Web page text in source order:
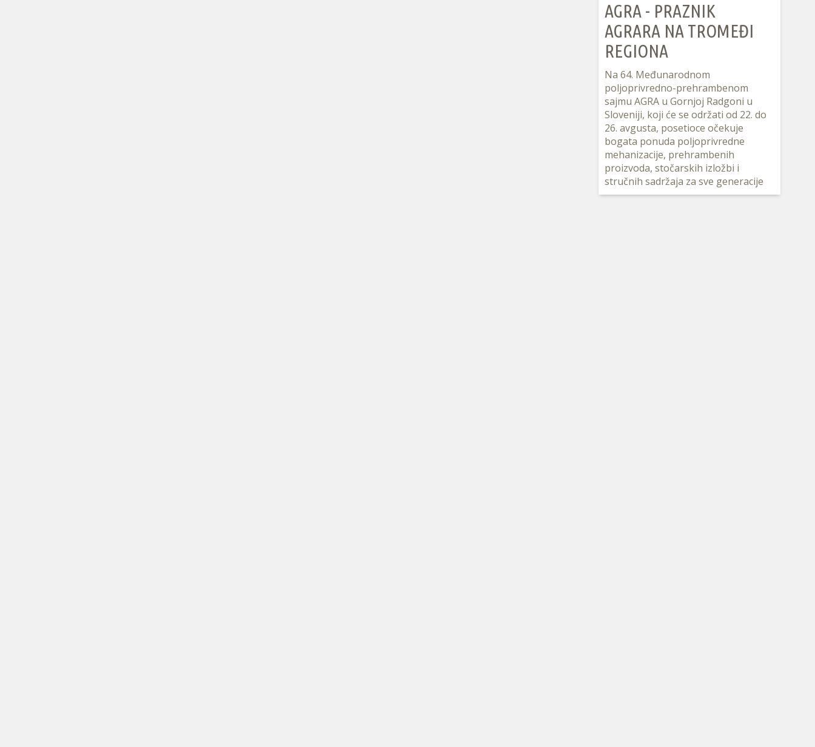
AGRA - PRAZNIK
AGRARA NA TROMEĐI
REGIONA
Na 64. Međunarodnom
poljoprivredno-prehrambenom
sajmu AGRA u Gornjoj Radgoni u
Sloveniji, koji će se održati od 22. do
26. avgusta, posetioce očekuje
bogata ponuda poljoprivredne
mehanizacije, prehrambenih
proizvoda, stočarskih izložbi i
stručnih sadržaja za sve generacije